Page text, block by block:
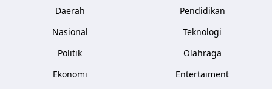
Daerah
Nasional
Politik
Ekonomi
Pendidikan
Teknologi
Olahraga
Entertaiment